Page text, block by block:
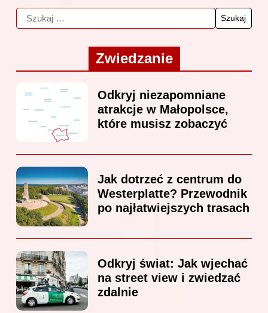
Zwiedzanie
Odkryj niezapomniane
atrakcje w Małopolsce,
które musisz zobaczyć
Jak dotrzeć z centrum do
Westerplatte? Przewodnik
po najłatwiejszych trasach
Odkryj świat: Jak wjechać
na street view i zwiedzać
zdalnie